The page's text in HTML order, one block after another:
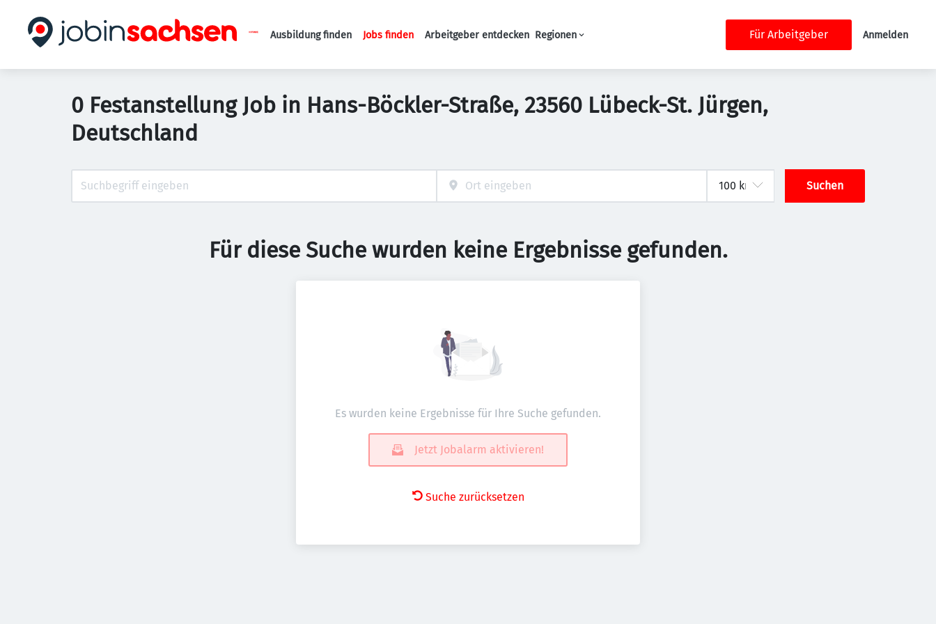
Haupt-Navigation
Ausbildung finden Jobs finden Arbeitgeber entdecken Regionen Für Arbeitgeber Anmelden
0 Festanstellung Job in Hans-Böckler-Straße, 23560 Lübeck-St. Jürgen,
Deutschland
Suchen
Für diese Suche wurden keine Ergebnisse gefunden.
Es wurden keine Ergebnisse für Ihre Suche gefunden.
Jetzt Jobalarm aktivieren!
Suche zurücksetzen